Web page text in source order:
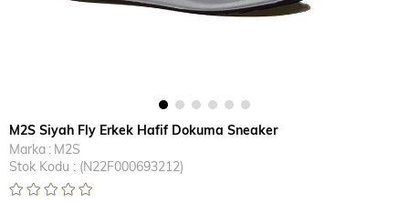
M2S Siyah Fly Erkek Hafif Dokuma Sneaker
Marka : M2S
Stok Kodu
(N22F000693212)